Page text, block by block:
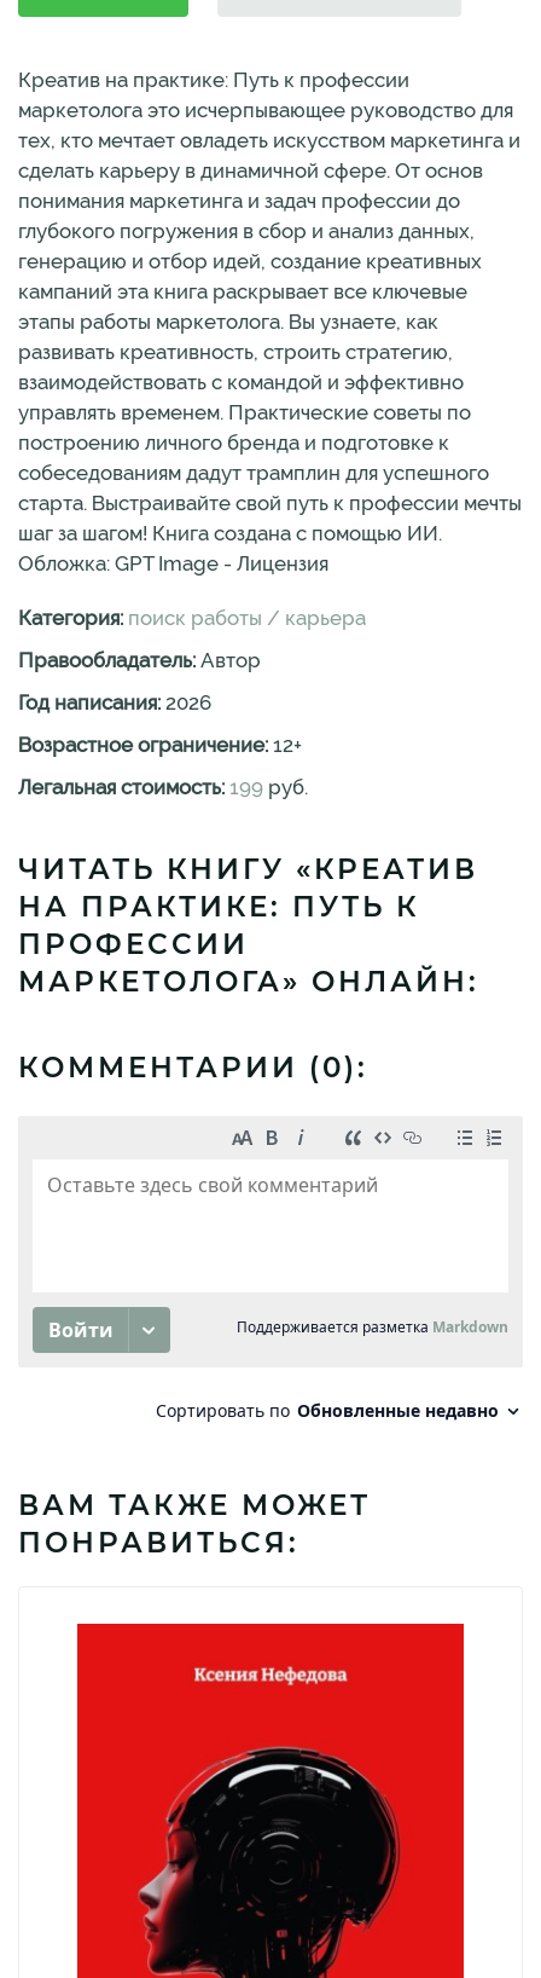
Креатив на практике: Путь к профессии
маркетолога это исчерпывающее руководство для
тех, кто мечтает овладеть искусством маркетинга и
сделать карьеру в динамичной сфере. От основ
понимания маркетинга и задач профессии до
глубокого погружения в сбор и анализ данных,
генерацию и отбор идей, создание креативных
кампаний эта книга раскрывает все ключевые
этапы работы маркетолога. Вы узнаете, как
развивать креативность, строить стратегию,
взаимодействовать с командой и эффективно
управлять временем. Практические советы по
построению личного бренда и подготовке к
собеседованиям дадут трамплин для успешного
старта. Выстраивайте свой путь к профессии мечты
шаг за шагом! Книга создана с помощью ИИ.
Обложка: GPT Image - Лицензия
Категория: поиск работы / карьера
Правообладатель: Автор
Год написания: 2026
Возрастное ограничение: 12+
Легальная стоимость: 199 руб.
ЧИТАТЬ КНИГУ «КРЕАТИВ
НА ПРАКТИКЕ: ПУТЬ К
ПРОФЕССИИ
МАРКЕТОЛОГА» ОНЛАЙН:
КОММЕНТАРИИ (0):
ВАМ ТАКЖЕ МОЖЕТ
ПОНРАВИТЬСЯ: